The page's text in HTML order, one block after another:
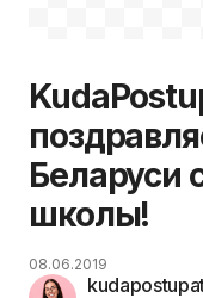
Беларуси
школы!
08.06.2019